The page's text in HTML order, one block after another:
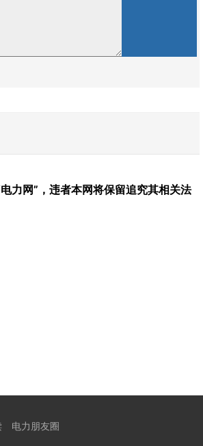
力网”，违者本网将保留追究其相关法
电力朋友圈